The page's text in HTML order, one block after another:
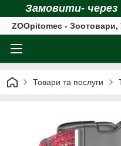
Замовити- через
ZOOpitomec - Зоотовари,
Товари та послуги